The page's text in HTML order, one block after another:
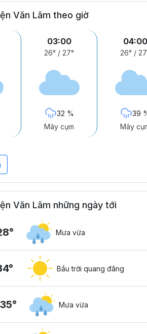
Văn Lâm theo giờ
03:00
26° / 27°
32 %
Mây cụm
04:00
26° /
39
Mây
Văn Lâm những ngày tới
Mưa vừa
Bầu trời quang đãng
35° Mưa vừa